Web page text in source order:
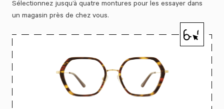
Sélectionnez jusqu’à quatre montures pour les essayer dans
un magasin près de chez vous.